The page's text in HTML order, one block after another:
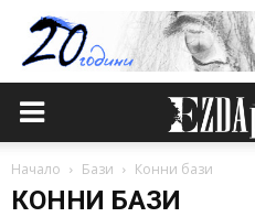
Начало Бази Конни бази
КОННИ БАЗИ